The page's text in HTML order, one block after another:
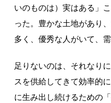
いのものは）実はある」
った。豊かな土地があり
多く、優秀な人がいて、需
足りないのは、それなり
スを供給してきて効率的
に生み出し続けるための